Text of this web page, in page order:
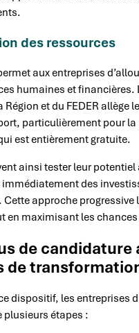
des ressources
aux entreprises
humaines et financières.
et du FEDER allège
particulièrement pour la
est entièrement gratuite.
ainsi tester leur
immédiatement des
approche progressive
en maximisant les
de candidature
de
dispositif, les entreprises
plusieurs étapes :